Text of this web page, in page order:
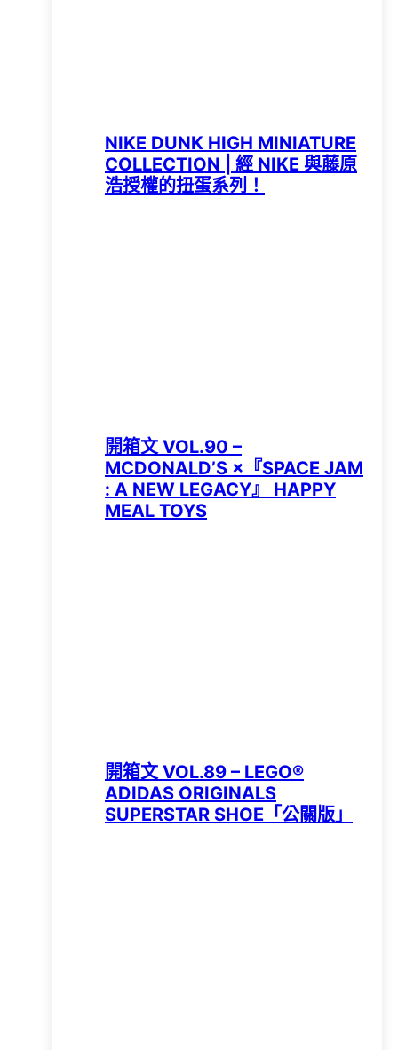
NIKE DUNK HIGH MINIATURE
COLLECTION | 經 NIKE 與藤原
浩授權的扭蛋系列！
開箱文 VOL.90 –
MCDONALD’S ×『SPACE JAM
: A NEW LEGACY』 HAPPY
MEAL TOYS
開箱文 VOL.89 – LEGO®
ADIDAS ORIGINALS
SUPERSTAR SHOE「公關版」